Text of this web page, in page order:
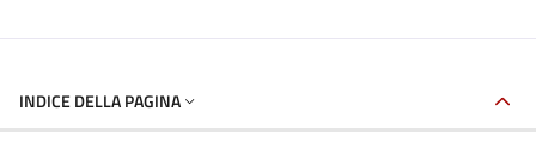
INDICE DELLA PAGINA